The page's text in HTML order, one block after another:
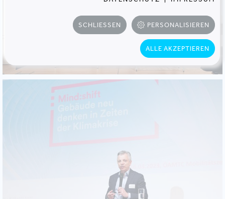
SCHLIESSEN PERSONALISIEREN
ALLE AKZEPTIEREN